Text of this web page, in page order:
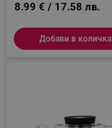
8.99 € / 17.58 лв.
Добави в
_sgf_user_id